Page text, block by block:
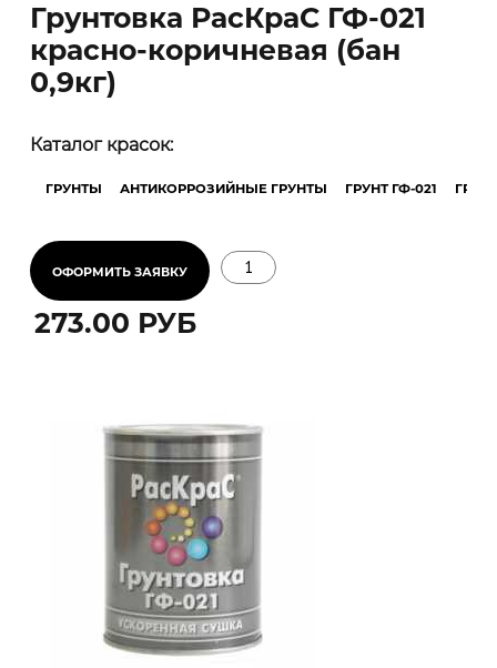
Грунтовка РасКраС ГФ-021
красно-коричневая (бан
0,9кг)
изменяться в зависимости от типа и степени
Длина (м)
или
Площадь (м2)
Каталог красок:
ГРУНТЫ АНТИКОРРОЗИЙНЫЕ ГРУНТЫ ГРУНТ ГФ-021
273.00 РУБ